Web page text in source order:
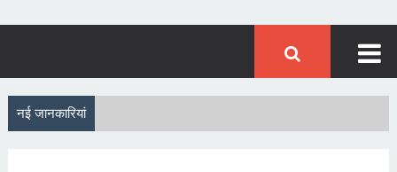
नई जानकारियां